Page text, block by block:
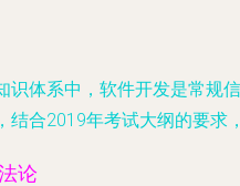
识体系中，软件开发是常规
合2019年考试大纲的要求
论